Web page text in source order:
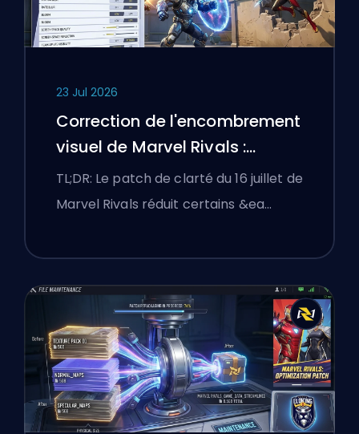
23 Jul 2026
Correction de l'encombrement
visuel de Marvel Rivals :
Meilleurs réglages compétitifs
après le patch du 16 juillet
TL;DR: Le patch de clarté du 16 juillet de
Marvel Rivals réduit certains &ea…